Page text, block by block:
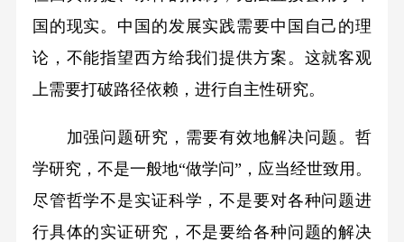
国的现实。中国的发展实践需要中国自己的理
论，不能指望西方给我们提供方案。这就客观
上需要打破路径依赖，进行自主性研究。
加强问题研究，需要有效地解决问题。哲
学研究，不是一般地“做学问”，应当经世致用。
尽管哲学不是实证科学，不是要对各种问题进
行具体的实证研究，不是要给各种问题的解决